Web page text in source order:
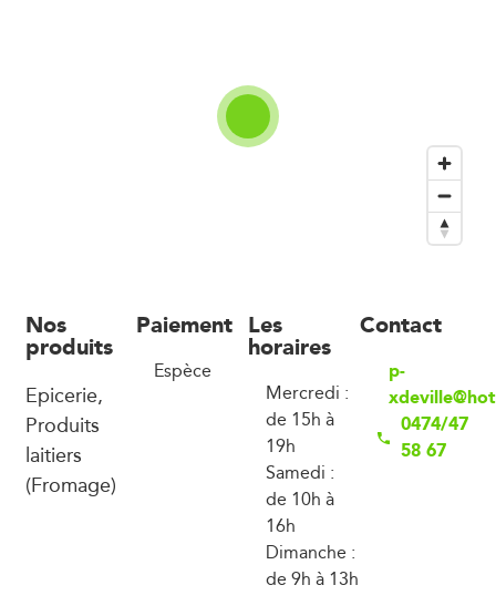
Nos
produits
Epicerie,
Produits
laitiers
(Fromage)
Paiement
Espèce
Les
horaires
Mercredi :
de 15h à
19h
Samedi :
de 10h à
16h
Dimanche :
de 9h à 13h
Contact
p-
0474/47
58 67